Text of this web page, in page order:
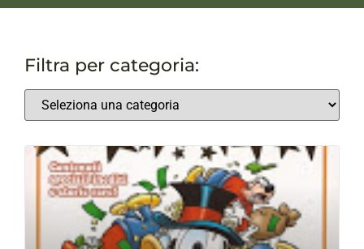
Filtra per categoria: